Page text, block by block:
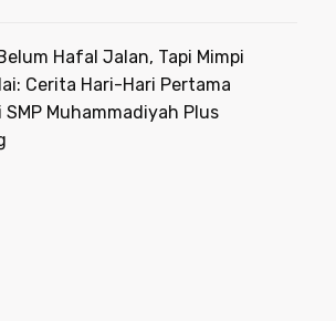
Hafal Jalan, Tapi Mimpi
Cerita Hari-Hari Pertama
SMP Muhammadiyah Plus